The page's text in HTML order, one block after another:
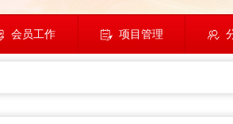
会员工作 项目管理